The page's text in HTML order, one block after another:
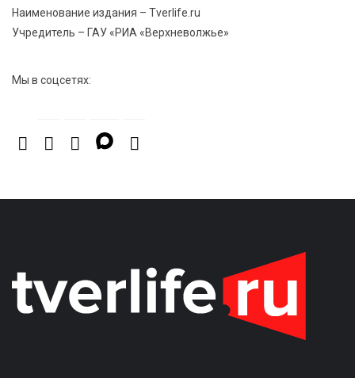
Наименование издания – Tverlife.ru
Учредитель – ГАУ «РИА «Верхневолжье»
Мы в соцсетях: